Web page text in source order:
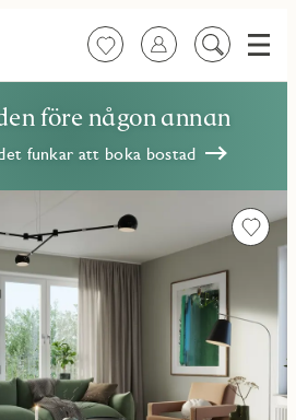
FavoriterLogga in
Sök
Meny
före någon annan
funkar att boka bostad